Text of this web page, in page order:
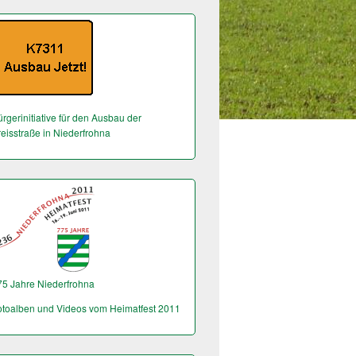
für den Ausbau der
in Niederfrohna
Jahre Niederfrohna
und Videos vom Heimatfest 2011